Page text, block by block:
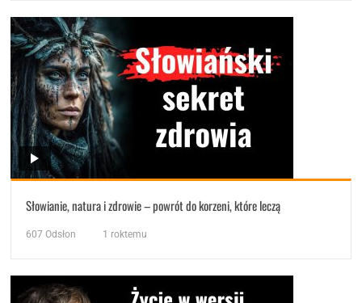
Słowianie, natura i zdrowie – powrót do korzeni, które leczą
607 Odsłon 1 roktemu